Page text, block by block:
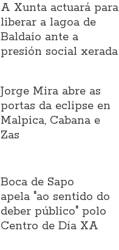
A Xunta actuará para
liberar a lagoa de
Baldaio ante a
presión social xerada
Jorge Mira abre as
portas da eclipse en
Malpica, Cabana e
Zas
Boca de Sapo
apela "ao sentido do
deber público" polo
Centro de Día XA